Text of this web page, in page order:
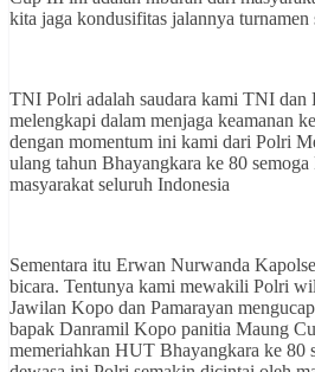
kita jaga kondusifitas jalannya turnamen
TNI Polri adalah saudara kami TNI dan
melengkapi dalam menjaga keamanan
dengan momentum ini kami dari Polri
ulang tahun Bhayangkara ke 80
masyarakat seluruh Indonesia
Sementara itu Erwan Nurwanda
bicara. Tentunya kami mewakili Polri
Jawilan Kopo dan Pamarayan
bapak Danramil Kopo panitia Maung
memeriahkan HUT Bhayangkara ke 80